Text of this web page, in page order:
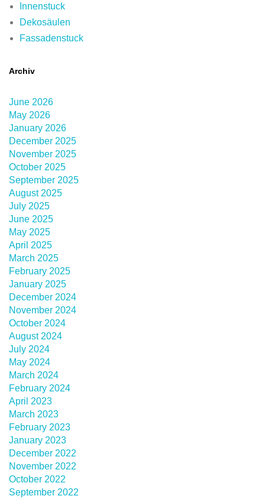
Innenstuck
Dekosäulen
Fassadenstuck
Archiv
June 2026
May 2026
January 2026
December 2025
November 2025
October 2025
September 2025
August 2025
July 2025
June 2025
May 2025
April 2025
March 2025
February 2025
January 2025
December 2024
November 2024
October 2024
August 2024
July 2024
May 2024
March 2024
February 2024
April 2023
March 2023
February 2023
January 2023
December 2022
November 2022
October 2022
September 2022